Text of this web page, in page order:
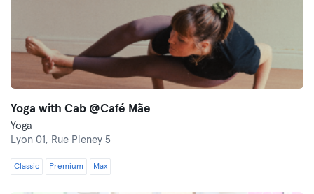
Yoga with Cab @Café Mãe
Yoga
Lyon 01, Rue Pleney 5
Classic Premium Max